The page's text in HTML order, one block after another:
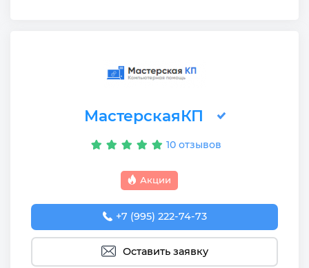
МастерскаяКП
10 отзывов
Акции
+7 (995) 222-74-73
Оставить заявку